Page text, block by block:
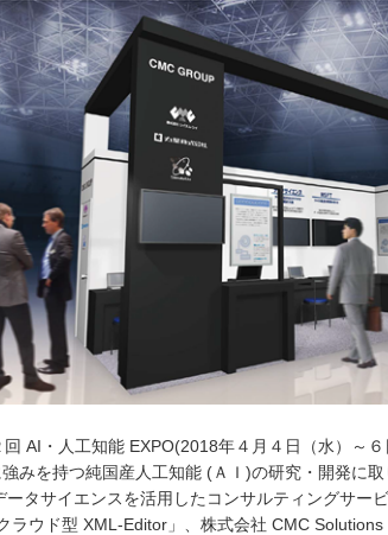
AI・人工知能 EXPO(2018年４月４日（水）～
みを持つ純国産人工知能 (ＡＩ)の研究・開発に
タサイエンスを活用したコンサルティングサー
ウド型 XML-Editor」、株式会社 CMC